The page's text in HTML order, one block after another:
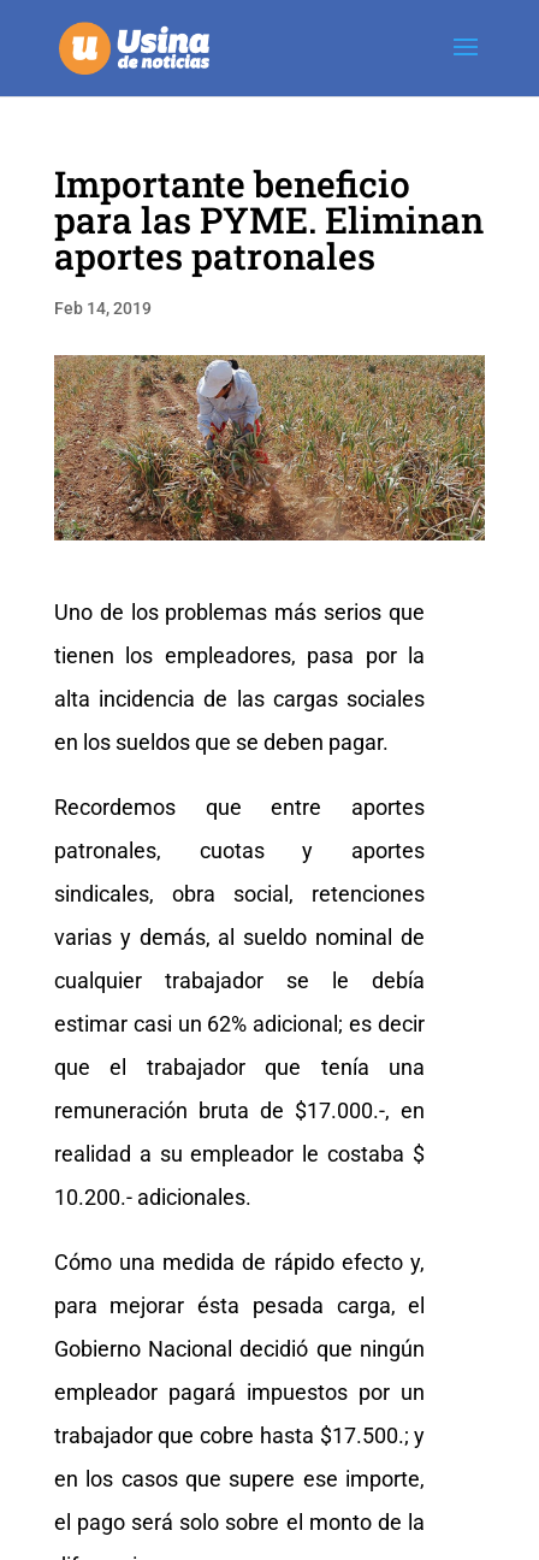
Importante beneficio
para las PYME. Eliminan
aportes patronales
Feb 14, 2019
Uno de los problemas más serios que
tienen los empleadores, pasa por la
alta incidencia de las cargas sociales
en los sueldos que se deben pagar.
Recordemos que entre aportes
patronales, cuotas y aportes
sindicales, obra social, retenciones
varias y demás, al sueldo nominal de
cualquier trabajador se le debía
estimar casi un 62% adicional; es decir
que el trabajador que tenía una
remuneración bruta de $17.000.-, en
realidad a su empleador le costaba $
10.200.- adicionales.
Cómo una medida de rápido efecto y,
para mejorar ésta pesada carga, el
Gobierno Nacional decidió que ningún
empleador pagará impuestos por un
trabajador que cobre hasta $17.500.; y
en los casos que supere ese importe,
el pago será solo sobre el monto de la